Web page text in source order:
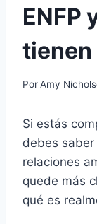
ENFP
tienen
PorAmy
Si estás
debes
relaciones
quede más
qué es